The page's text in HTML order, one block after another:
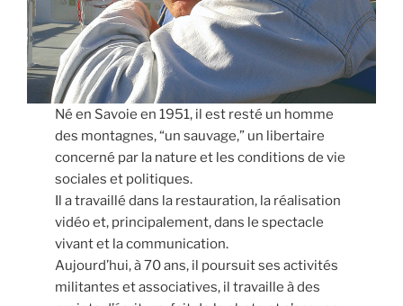
Né en Savoie en 1951, il est resté un homme
des montagnes, “un sauvage,” un libertaire
concerné par la nature et les conditions de vie
sociales et politiques.
Il a travaillé dans la restauration, la réalisation
vidéo et, principalement, dans le spectacle
vivant et la communication.
Aujourd’hui, à 70 ans, il poursuit ses activités
militantes et associatives, il travaille à des